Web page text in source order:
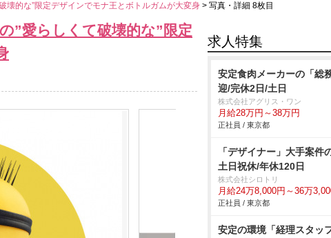
壊的な”限定デザインでモナ王とボトルガムが大変身 > 写真・詳細 8枚目
”愛らしくて破壊的な”限定
求人特集
安定食肉メーカーの「総
迎/完休2日/土日
株式会社アグリス・ワン
月給28万円～38万円
正社員 / 東京都
「デザイナー」大手案件
土日祝休/年休120日
株式会社シロトリ
月給24万8,000円～36万
正社員 / 東京都
安定の環境「経理スタッ